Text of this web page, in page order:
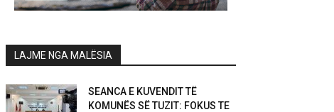
LAJME NGA MALËSIA
SEANCA E KUVENDIT TË
KOMUNËS SË TUZIT: FOKUS TE